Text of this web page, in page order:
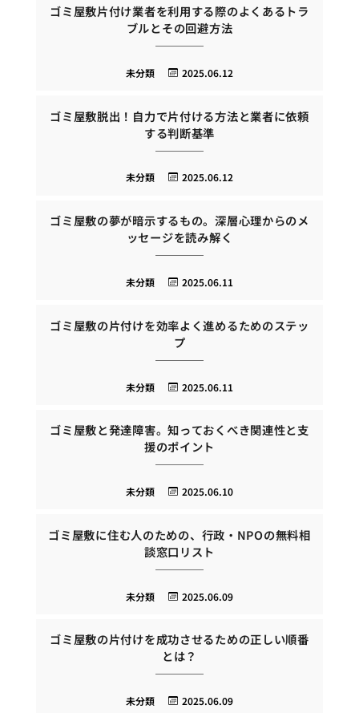
ゴミ屋敷片付け業者を利用する際のよくあるトラ
ブルとその回避方法
2025.06.12
未分類
ゴミ屋敷脱出！自力で片付ける方法と業者に依頼
する判断基準
2025.06.12
未分類
ゴミ屋敷の夢が暗示するもの。深層心理からのメ
ッセージを読み解く
2025.06.11
未分類
ゴミ屋敷の片付けを効率よく進めるためのステッ
プ
2025.06.11
未分類
ゴミ屋敷と発達障害。知っておくべき関連性と支
援のポイント
2025.06.10
未分類
ゴミ屋敷に住む人のための、行政・NPOの無料相
談窓口リスト
2025.06.09
未分類
ゴミ屋敷の片付けを成功させるための正しい順番
とは？
2025.06.09
未分類